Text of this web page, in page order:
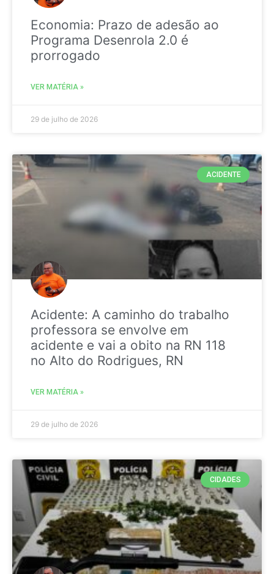
Economia: Prazo de adesão ao
Programa Desenrola 2.0 é
prorrogado
VER MATÉRIA »
29 de julho de 2026
ACIDENTE
Acidente: A caminho do trabalho
professora se envolve em
acidente e vai a obito na RN 118
no Alto do Rodrigues, RN
VER MATÉRIA »
29 de julho de 2026
CIDADES